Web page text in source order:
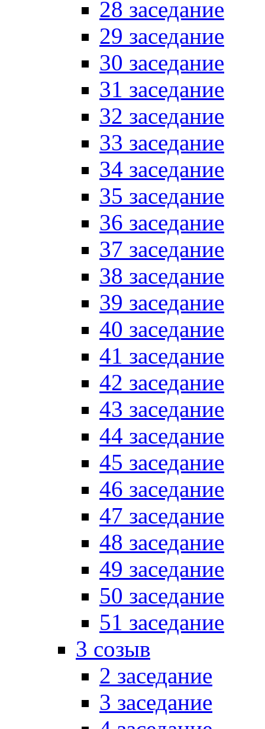
28 заседание
29 заседание
30 заседание
31 заседание
32 заседание
33 заседание
34 заседание
35 заседание
36 заседание
37 заседание
38 заседание
39 заседание
40 заседание
41 заседание
42 заседание
43 заседание
44 заседание
45 заседание
46 заседание
47 заседание
48 заседание
49 заседание
50 заседание
51 заседание
3 созыв
2 заседание
3 заседание